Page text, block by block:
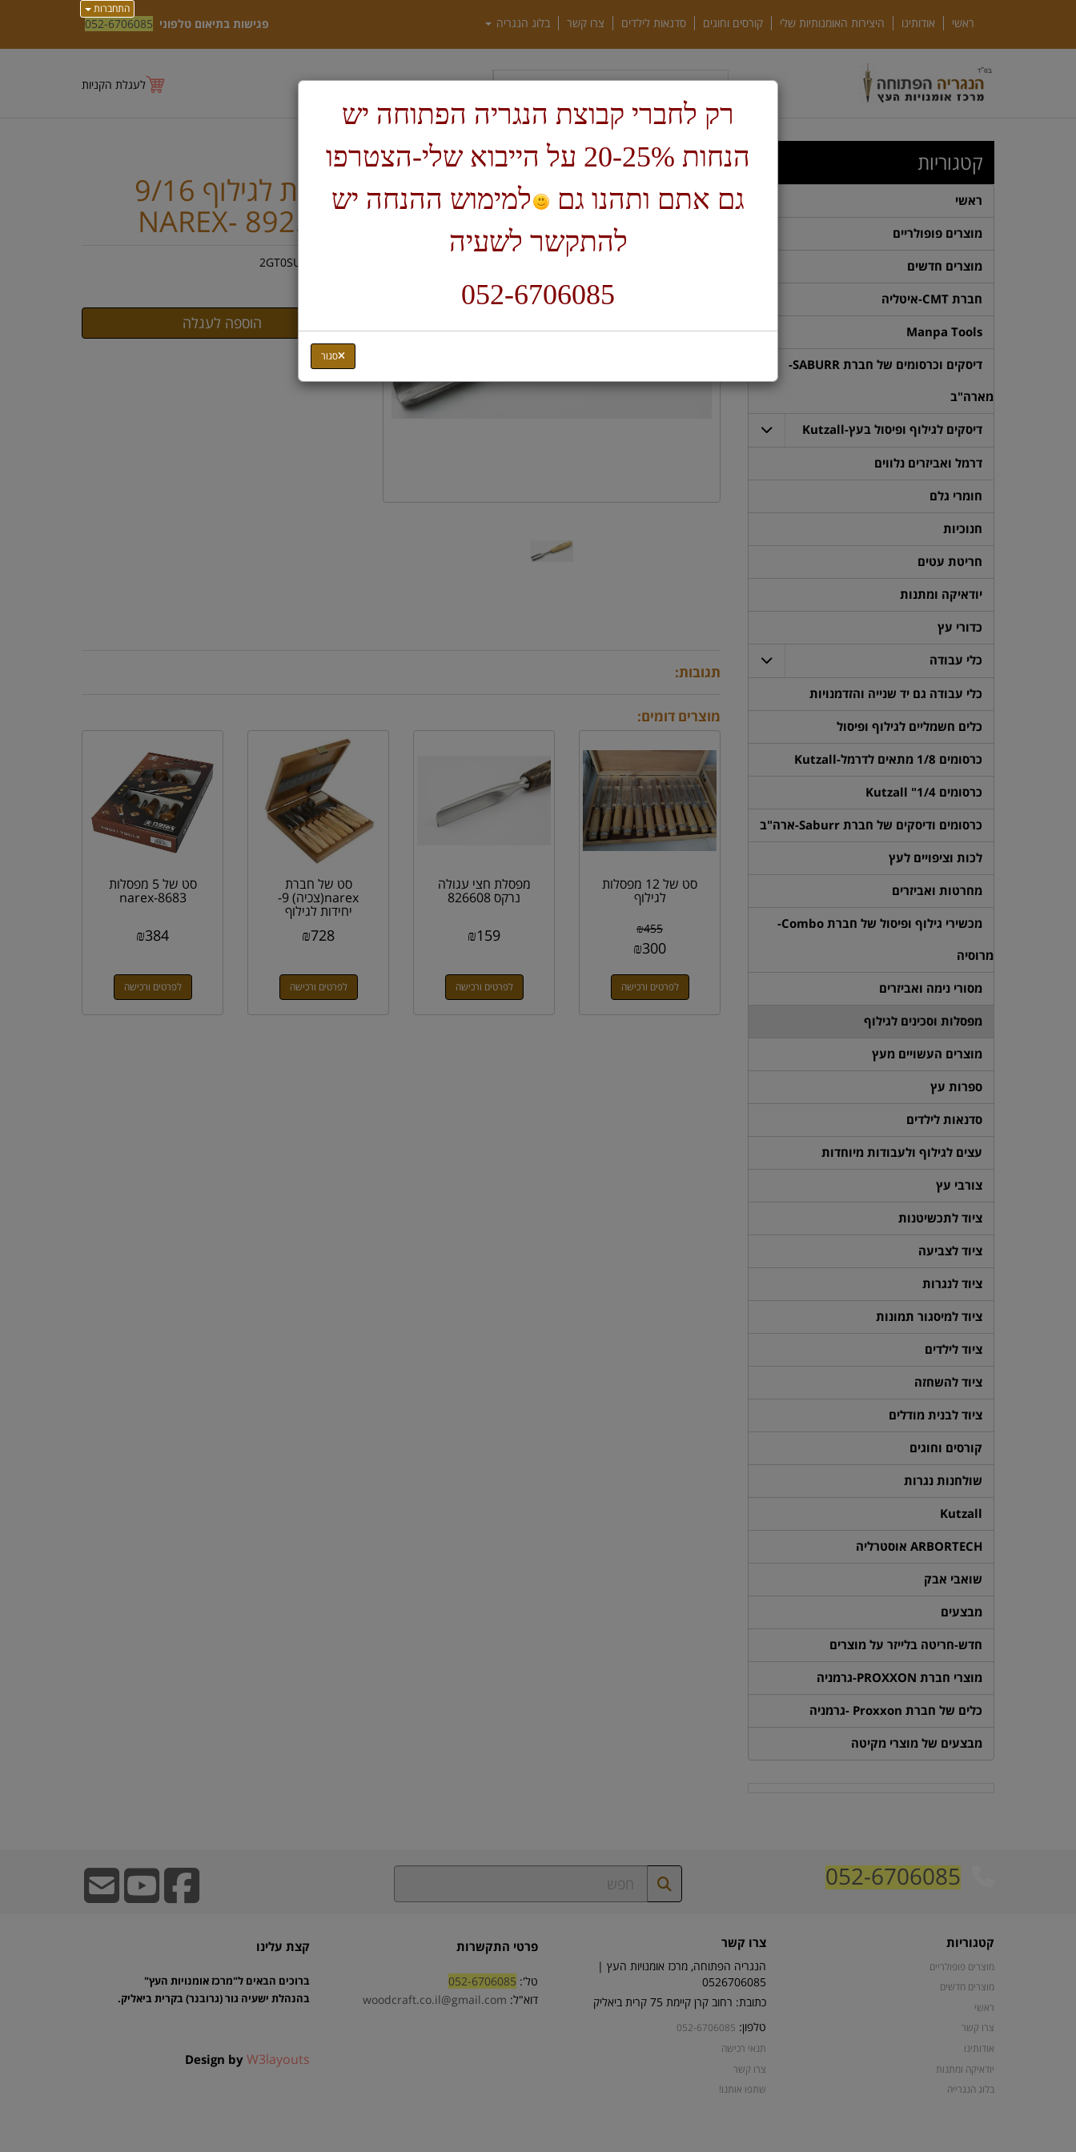
התחברות
ראשי אודותינו היצירות האומנותיות שלי קורסים וחוגים סדנאות לילדים צרו קשר בלוג הנגריה פגישות בתיאום טלפוני 052-6706085
חיפוש לעגלת הקניות
דף בית מפסלות וסכינים לגילוף
מפסלת לגילוף 9/16
NAREX- 8925 -16
2GT0SUTU4X
תגובות:
מוצרים דומים:
סט של 12 מפסלות
לגילוף
₪455
₪300
לפרטים ורכישה
מפסלת חצי עגולה
נרקס 826608
₪159
לפרטים ורכישה
סט של חברת
narex(צכיה) 9-
יחידות לגילוף
₪728
לפרטים ורכישה
סט של 5 מפסלות
narex-8683
₪384
לפרטים ורכישה
קטגוריות
ראשי
מוצרים פופולריים
מוצרים חדשים
חברת CMT-איטליה
Manpa Tools
דיסקים וכרסומים של חברת SABURR-
מארה"ב
דיסקים לגילוף ופיסול בעץ-Kutzall
דרמל ואביזרים נלווים
חומרי גלם
חנוכיות
חריטת עטים
יודאיקה ומתנות
כדורי עץ
כלי עבודה
כלי עבודה גם יד שנייה והזדמנויות
כלים חשמליים לגילוף ופיסול
כרסומים 1/8 מתאים לדרמל-Kutzall
כרסומים 1/4" Kutzall
כרסומים ודיסקים של חברת Saburr-ארה"ב
לכות וציפויים לעץ
מחרטות ואביזרים
מכשירי גילוף ופיסול של חברת Combo-
מרוסיה
מסורי נימה ואביזרים
מפסלות וסכינים לגילוף
מוצרים העשויים מעץ
ספרות עץ
סדנאות לילדים
עצים לגילוף ולעבודות מיוחדות
צורבי עץ
ציוד לתכשיטנות
ציוד לצביעה
ציוד לנגרות
ציוד למיסגור תמונות
ציוד לילדים
ציוד להשחזה
ציוד לבנית מודלים
קורסים וחוגים
שולחנות נגרות
Kutzall
ARBORTECH אוסטרליה
שואבי אבק
מבצעים
חדש-חריטה בלייזר על מוצרים
מוצרי חברת PROXXON-גרמניה
כלים של חברת Proxxon -גרמניה
מבצעים של מוצרי מקיטה
052-6706085
קטגוריות
מוצרים פופולריים
מוצרים חדשים
ראשי
צרו קשר
אודותינו
יודאיקה ומתנות
בלוג הנגרייה
צרו קשר
הנגריה הפתוחה, מרכז אומנויות העץ |
0526706085
כתובת: רחוב קרן קיימת 75 קרית ביאליק
טלפון: 052-6706085
תנאי רכישה
צרו קשר
שתפו אותנו!
פרטי התקשרות
טל': 052-6706085
דוא"ל: woodcraft.co.il@gmail.com
קצת עלינו
ברוכים הבאים ל"מרכז אומנויות העץ"
בהנהלת ישעיה גור (גרובנר) בקרית ביאליק.
Design by W3layouts
רק לחברי קבוצת הנגריה הפתוחה יש
הנחות 20-25% על הייבוא שלי-הצטרפו
גם אתם ותהנו גם
למימוש ההנחה יש
להתקשר לשעיה
052-6706085
סגור